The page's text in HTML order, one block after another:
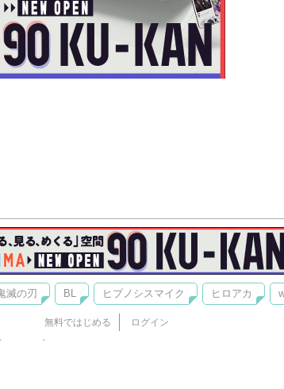
滅の刃 BL ヒプノシスマイク ヒロアカ
無料ではじめる ログイン